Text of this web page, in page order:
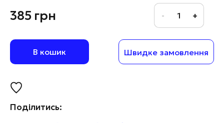
385 грн
В кошик Швидке замовлення
Поділитись: